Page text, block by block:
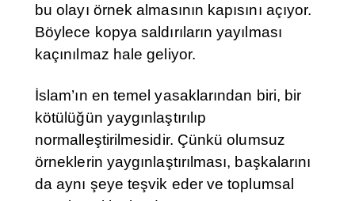
bu olayı örnek almasının kapısını açıyor.
Böylece kopya saldırıların yayılması
kaçınılmaz hale geliyor.
İslam’ın en temel yasaklarından biri, bir
kötülüğün yaygınlaştırılıp
normalleştirilmesidir. Çünkü olumsuz
örneklerin yaygınlaştırılması, başkalarını
da aynı şeye teşvik eder ve toplumsal